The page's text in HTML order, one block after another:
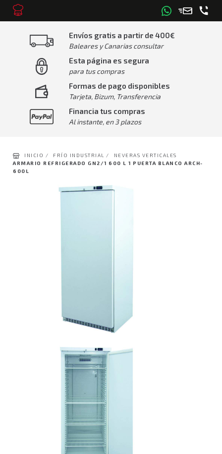
Envíos gratis a partir de 400€
Baleares y Canarias consultar
Esta página es segura
para tus compras
Formas de pago disponibles
Tarjeta, Bizum, Transferencia
Financia tus compras
Al instante, en 3 plazos
INICIO / FRÍO INDUSTRIAL /
NEVERAS VERTICALES
ARMARIO REFRIGERADO GN2/1 600 L 1 PUERTA BLANCO ARCH-
600L